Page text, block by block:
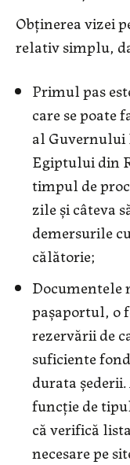
Obținerea vizei
relativ simplu,
Primul pas
care se
al Guvernului
Egiptului din
timpul de
zile și câteva
demersurile
călătorie;
Documentele
pașaportul, o
rezervării de
suficiente
durata
funcție de
că verifică
necesare pe